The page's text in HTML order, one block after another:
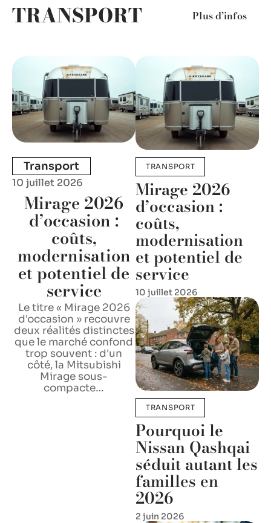
TRANSPORT Plus d’infos
Transport
10 juillet 2026
Mirage 2026
d’occasion :
coûts,
modernisation
et potentiel de
service
Le titre « Mirage 2026
d'occasion » recouvre
deux réalités distinctes
que le marché confond
trop souvent : d'un
côté, la Mitsubishi
Mirage sous-
compacte…
TRANSPORT
Mirage 2026
d’occasion :
coûts,
modernisation
et potentiel de
service
10 juillet 2026
TRANSPORT
Pourquoi le
Nissan Qashqai
séduit autant les
familles en
2026
2 juin 2026